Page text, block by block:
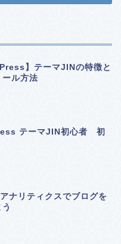
】テーマJINの特徴と
ール方法
テーマJIN初心者 初
ナリティクスでブログを